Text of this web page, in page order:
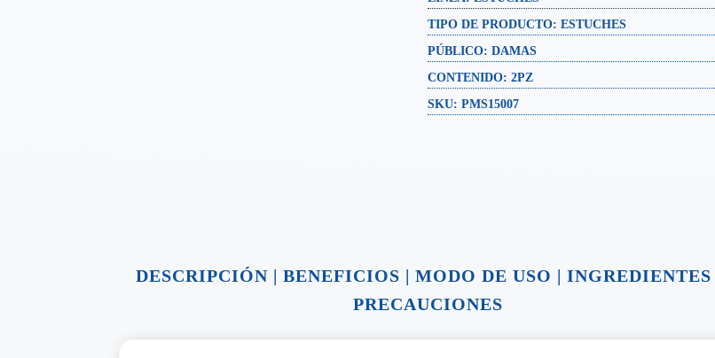
TIPO DE PRODUCTO:ESTUCHES
PÚBLICO:DAMAS
CONTENIDO:2PZ
SKU: PMS15007
DESCRIPCIÓN| BENEFICIOS | MODO DE USO | INGREDIENTES
PRECAUCIONES